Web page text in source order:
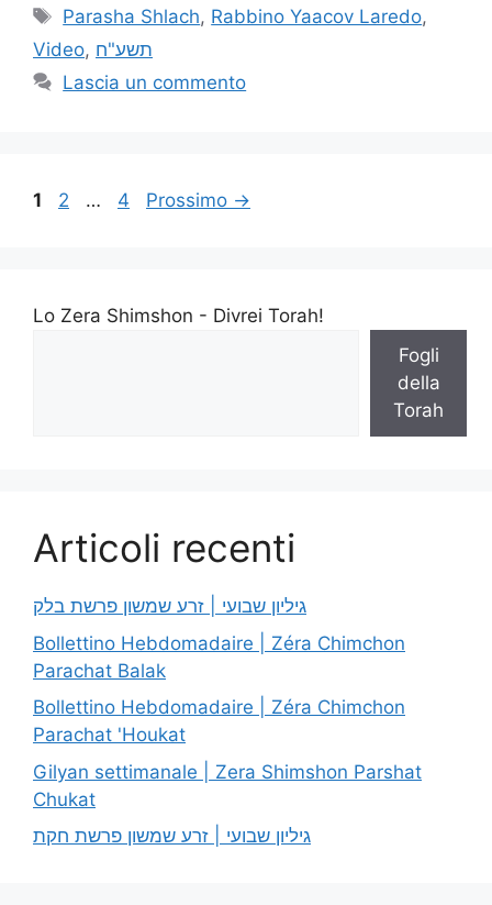
Parasha Shlach, Rabbino Yaacov Laredo,
Video, תשע"ח
Lascia un commento
1 2 … 4 Prossimo →
Lo Zera Shimshon - Divrei Torah!
Fogli
della
Torah
Articoli recenti
גיליון שבועי | זרע שמשון פרשת בלק
Bollettino Hebdomadaire | Zéra Chimchon
Parachat Balak
Bollettino Hebdomadaire | Zéra Chimchon
Parachat 'Houkat
Gilyan settimanale | Zera Shimshon Parshat
Chukat
גיליון שבועי | זרע שמשון פרשת חקת